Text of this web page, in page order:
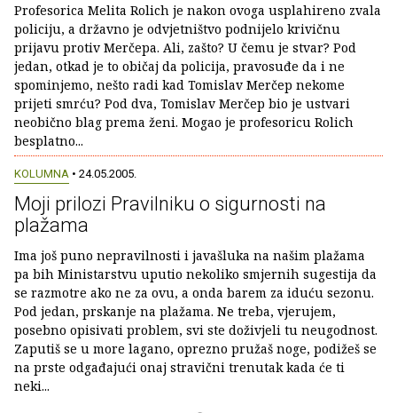
Profesorica Melita Rolich je nakon ovoga usplahireno zvala
policiju, a državno je odvjetništvo podnijelo krivičnu
prijavu protiv Merčepa. Ali, zašto? U čemu je stvar? Pod
jedan, otkad je to običaj da policija, pravosuđe da i ne
spominjemo, nešto radi kad Tomislav Merčep nekome
prijeti smrću? Pod dva, Tomislav Merčep bio je ustvari
neobično blag prema ženi. Mogao je profesoricu Rolich
besplatno...
KOLUMNA • 24.05.2005.
Moji prilozi Pravilniku o sigurnosti na
plažama
Ima još puno nepravilnosti i javašluka na našim plažama
pa bih Ministarstvu uputio nekoliko smjernih sugestija da
se razmotre ako ne za ovu, a onda barem za iduću sezonu.
Pod jedan, prskanje na plažama. Ne treba, vjerujem,
posebno opisivati problem, svi ste doživjeli tu neugodnost.
Zaputiš se u more lagano, oprezno pružaš noge, podižeš se
na prste odgađajući onaj stravični trenutak kada će ti
neki...